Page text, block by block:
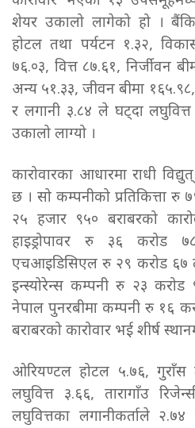
शेयर उकालो लागेको हो ।
होटल तथा पर्यटन १.३२,
७६.०३, वित्त ८७.६१, निर्जीवन
अन्य ५१.३३, जीवन बीमा
र लगानी ३.८४ ले घट्दा
उकालो लाग्यो ।
कारोवारका आधारमा राधी
छ । सो कम्पनीको प्रतिकित्ता
२५ हजार ९५० बराबरको
हाइड्रोपावर रु ३६
एचआइडिसिएल रु २९ करोड ६७
इन्स्योरेन्स कम्पनी रु २३
नेपाल पुनरबीमा कम्पनी रु १६
बराबरको कारोवार भई शीर्ष
ओरियण्टल होटल ५.७६, गुराँस
लघुवित्त ३.६६, तारागाँउ
लघुवित्तका लगानीकर्ताले